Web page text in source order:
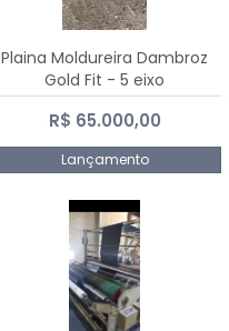
Plaina Moldureira Dambroz
Gold Fit - 5 eixo
R$ 65.000,00
Lançamento